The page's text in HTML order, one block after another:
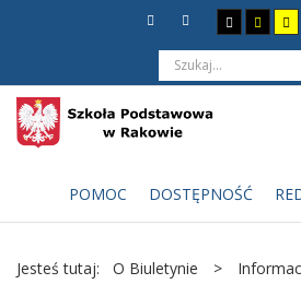
POMOC DOSTĘPNOŚĆ
Jesteś tutaj: O Biuletynie >